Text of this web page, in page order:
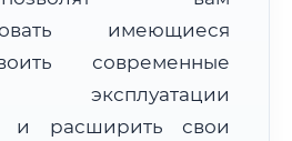
ФИС ФРДО
имеющиеся
современные
эксплуатации
и расширить свои